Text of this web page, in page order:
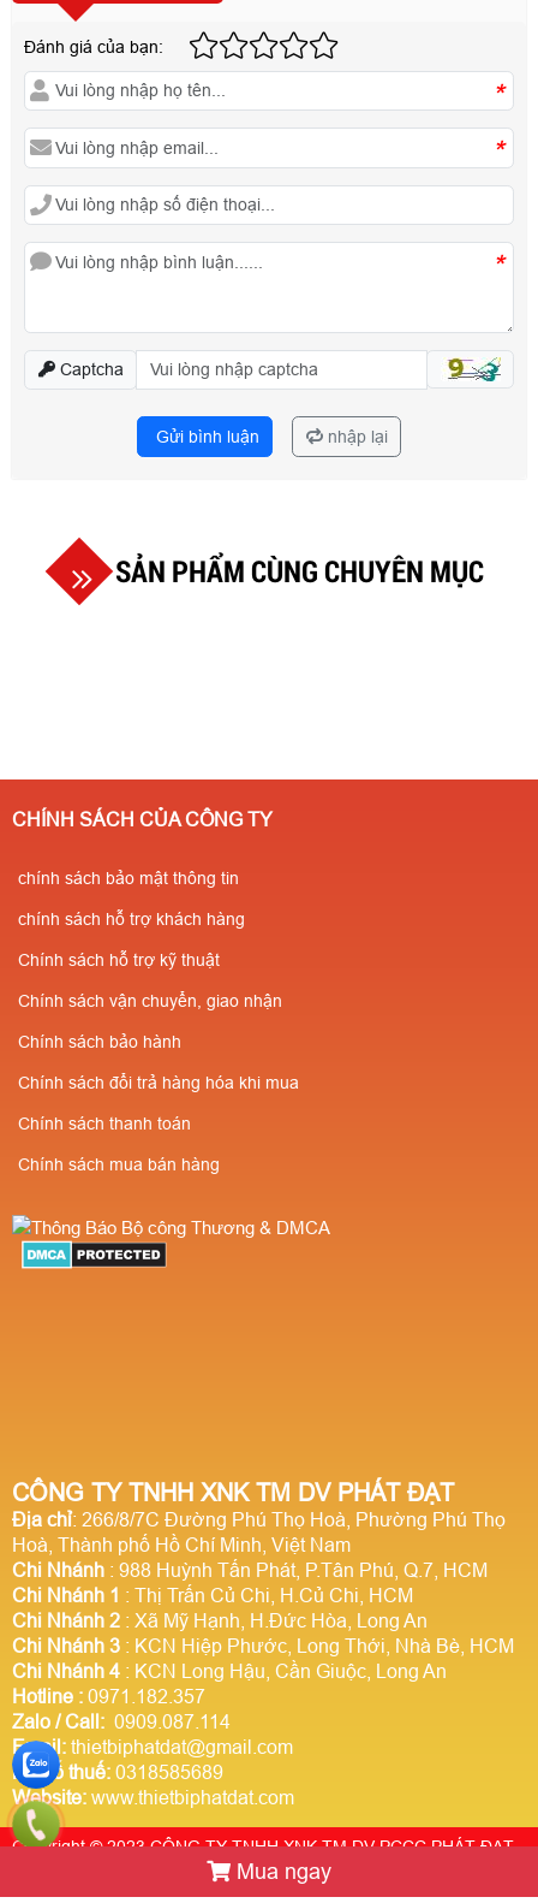
Đánh giá của bạn:
*
*
*
Captcha
Gửi bình luận nhập lại
Mua ngay
SẢN PHẨM CÙNG CHUYÊN MỤC
CÔNG TY TNHH XNK TM DV PHÁT ĐẠT
Địa chỉ: 266/8/7C Đường Phú Thọ Hoà, Phường Phú Thọ
Hoà, Thành phố Hồ Chí Minh, Việt Nam
Chi Nhánh : 988 Huỳnh Tấn Phát, P.Tân Phú, Q.7, HCM
Chi Nhánh 1 : Thị Trấn Củ Chi, H.Củ Chi, HCM
Chi Nhánh 2 : Xã Mỹ Hạnh, H.Đức Hòa, Long An
Chi Nhánh 3 : KCN Hiệp Phước, Long Thới, Nhà Bè, HCM
Chi Nhánh 4 : KCN Long Hậu, Cần Giuộc, Long An
Hotline : 0971.182.357
Zalo / Call: 0909.087.114
Email: thietbiphatdat@gmail.com
Mã số thuế: 0318585689
Website: www.thietbiphatdat.com
CHÍNH SÁCH CỦA CÔNG TY
chính sách bảo mật thông tin
chính sách hỗ trợ khách hàng
Chính sách hỗ trợ kỹ thuật
Chính sách vận chuyển, giao nhận
Chính sách bảo hành
Chính sách đổi trả hàng hóa khi mua
Chính sách thanh toán
Chính sách mua bán hàng
Copyright © 2023 CÔNG TY TNHH XNK TM DV PCCC PHÁT ĐẠT.
Thiết kế website Webso.vn
Trực tuyến:6 Hôm nay:1461028 Tuần này:0